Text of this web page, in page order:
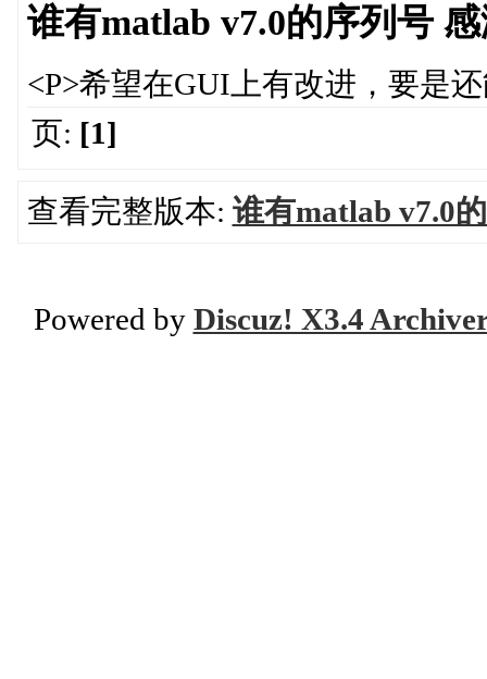
谁有matlab v7.0的序列号
<P>希望在GUI上有改进，要是
页: [1]
查看完整版本: 谁有matlab v7.0
Powered by Discuz! X3.4